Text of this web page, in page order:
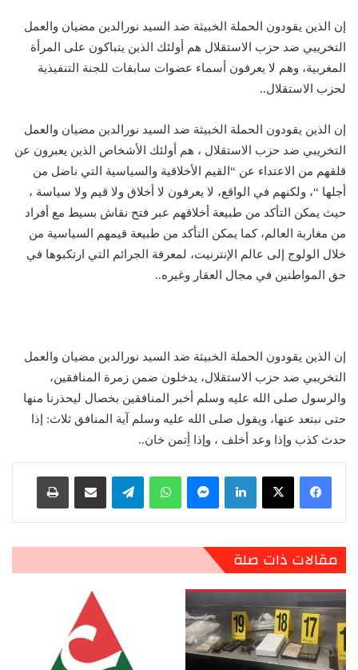
إن الذين يقودون الحملة الخبيثة ضد السيد نورالدين مضيان والعمل
التخريبي ضد حزب الاستقلال هم أولئك الذين يتباكون على المرأة
المغربية، وهم لا يعرفون أسماء عضوات سابقات للجنة التنفيذية
لحزب الاستقلال..
إن الذين يقودون الحملة الخبيثة ضد السيد نورالدين مضيان والعمل
التخريبي ضد حزب الاستقلال ، هم أولئك الأشخاص الذين يعبرون عن
قلقهم من الاعتداء عن “القيم الأخلاقية والسياسية التي ناضل من
أجلها “، ولكنهم في الواقع، لا يعرفون لا أخلاق ولا قيم ولا سياسة ،
حيث يمكن التأكد من طبيعة أخلاقهم عبر فتح نقاش بسيط مع أفراد
من مغاربة العالم، كما يمكن التأكد من طبيعة قيمهم السياسية من
خلال الولوج إلى عالم الإنترنيت، لمعرفة الجرائم التي ارتكبوها في
حق المواطنين في مجال العقار وغيره..
إن الذين يقودون الحملة الخبيثة ضد السيد نورالدين مضيان والعمل
التخريبي ضد حزب الاستقلال، يدخلون ضمن زمرة المنافقين،
والرسول صلى الله عليه وسلم أخبر المنافقين بخصال ليحذرنا منها
حتى نبتعد عنها، ويقول صلى الله عليه وسلم آية المنافق ثلاث: إذا
حدث كذب وإذا وعد أخلف ، وإذا أِتمن خان..
لينكدإن ماسنجر واتساب تيلقرام مشاركة عبر البريد طباعة
مقالات ذات صلة